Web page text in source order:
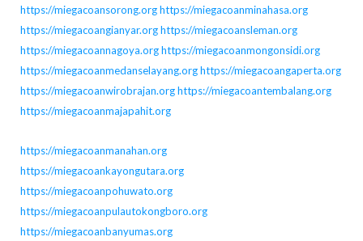
https://miegacoansorong.orghttps://miegacoanminahasa.org
https://miegacoangianyar.orghttps://miegacoansleman.org
https://miegacoannagoya.orghttps://miegacoanmongonsidi.org
https://miegacoanmedanselayang.orghttps://miegacoangaperta.org
https://miegacoanwirobrajan.orghttps://miegacoantembalang.org
https://miegacoanmajapahit.org
https://miegacoanmanahan.org
https://miegacoankayongutara.org
https://miegacoanpohuwato.org
https://miegacoanpulautokongboro.org
https://miegacoanbanyumas.org